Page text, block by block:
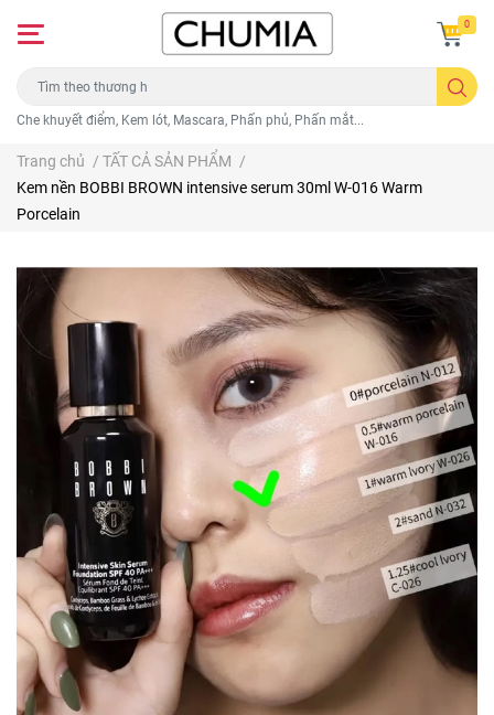
Che khuyết điểm, Kem lót, Mascara, Phấn phủ, Phấn mắt...
0
Trang chủ / TẤT CẢ SẢN PHẨM /
Kem nền BOBBI BROWN intensive serum 30ml W-016 Warm
Porcelain